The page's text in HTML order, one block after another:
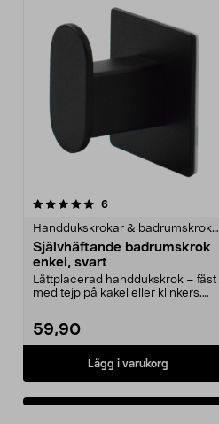
6recensioner
Handdukskrokar & badrumskrokar
Självhäftande badrumskrok
enkel, svart
Lättplacerad handdukskrok – fäst
med tejp på kakel eller klinkers.
59,90
Lägg i varukorg
4.0av 5 stjärnor